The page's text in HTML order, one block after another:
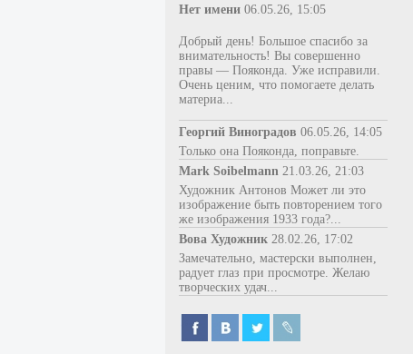
Нет имени 06.05.26, 15:05
Добрый день! Большое спасибо за
внимательность! Вы совершенно
правы — Пояконда. Уже исправили.
Очень ценим, что помогаете делать
материа...
Георгий Виноградов 06.05.26, 14:05
Только она Пояконда, поправьте.
Mark Soibelmann 21.03.26, 21:03
Художник Антонов Может ли это
изображение быть повторением того
же изображения 1933 года?...
Вова Художник 28.02.26, 17:02
Замечательно, мастерски выполнен,
радует глаз при просмотре. Желаю
творческих удач...